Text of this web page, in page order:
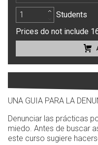
Students
Prices do not include
UNA GUIA PARA LA
Denunciar las prácticas
miedo. Antes de buscar
este curso sugiere